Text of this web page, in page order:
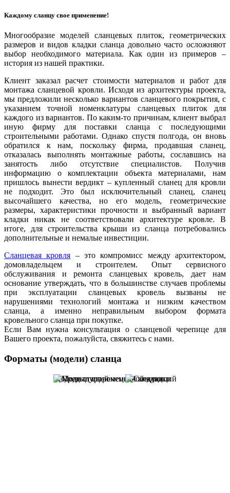
Каждому сланцу свое применение!
Многообразие моделей сланцевых плиток, геометрических
размеров и видов кладки сланца довольно часто осложняют
выбор необходимого материала. Как один из примеров –
история из нашей практики.
Клиент заказал расчет стоимости материалов и работ для
монтажа сланцевой кровли. Исходя из архитектуры проекта,
мы предложили несколько вариантов сланцевого покрытия, с
указанием точной номенклатуры сланцевых плиток для
каждого из вариантов. По каким-то причинам, клиент выбрал
иную фирму для поставки сланца с последующими
строительными работами. Однако спустя полгода, он вновь
обратился к нам, поскольку фирма, продавшая сланец,
отказалась выполнять монтажные работы, сославшись на
занятость либо отсутствие специалистов. Получив
информацию о комплектации объекта материалами, нам
пришлось вынести вердикт – купленный сланец для кровли
не подходит. Это был исключительный сланец, сланец
высочайшего качества, но его модель, геометрические
размеры, характеристики прочности и выбранный вариант
кладки никак не соответствовали архитектуре кровле. В
итоге, для строительства крыши из сланца потребовались
дополнительные и немалые инвестиции.
Сланцевая кровля – это компромисс между архитектором,
домовладельцем и строителем. Опыт сервисного
обслуживания и ремонта сланцевых кровель, дает нам
основание утверждать, что в большинстве случаев проблемы
при эксплуатации сланцевых кровель вызваны не
нарушениями технологий монтажа и низким качеством
сланца, а именно неправильным выбором формата
кровельного сланца при покупке.
Если Вам нужна консультация о сланцевой черепице для
Вашего проекта, пожалуйста, свяжитесь с нами.
Форматы (модели) сланца
Модели старонемецкой кладки